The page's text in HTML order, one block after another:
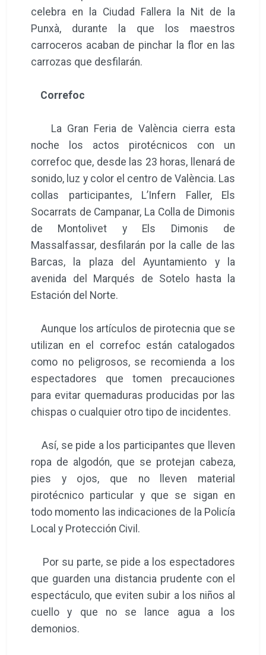
celebra en la Ciudad Fallera la Nit de la
Punxà, durante la que los maestros
carroceros acaban de pinchar la flor en las
carrozas que desfilarán.
Correfoc
La Gran Feria de València cierra esta
noche los actos pirotécnicos con un
correfoc que, desde las 23 horas, llenará de
sonido, luz y color el centro de València. Las
collas participantes, L’Infern Faller, Els
Socarrats de Campanar, La Colla de Dimonis
de Montolivet y Els Dimonis de
Massalfassar, desfilarán por la calle de las
Barcas, la plaza del Ayuntamiento y la
avenida del Marqués de Sotelo hasta la
Estación del Norte.
Aunque los artículos de pirotecnia que se
utilizan en el correfoc están catalogados
como no peligrosos, se recomienda a los
espectadores que tomen precauciones
para evitar quemaduras producidas por las
chispas o cualquier otro tipo de incidentes.
Así, se pide a los participantes que lleven
ropa de algodón, que se protejan cabeza,
pies y ojos, que no lleven material
pirotécnico particular y que se sigan en
todo momento las indicaciones de la Policía
Local y Protección Civil.
Por su parte, se pide a los espectadores
que guarden una distancia prudente con el
espectáculo, que eviten subir a los niños al
cuello y que no se lance agua a los
demonios.